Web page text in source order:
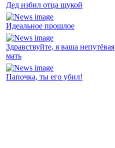
Дед избил отца щукой
Идеальное прошлое
Здравствуйте, я ваша непутёвая
мать
Папочка, ты его убил!